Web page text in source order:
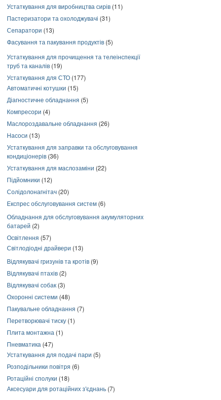
Устаткування для виробництва сирів (11)
Пастеризатори та охолоджувачі (31)
Сепаратори (13)
Фасування та пакування продуктів (5)
Устаткування для прочищення та телеінспекції
труб та каналів (19)
Устаткування для СТО (177)
Автоматичні котушки (15)
Діагностичне обладнання (5)
Компресори (4)
Маслороздавальне обладнання (26)
Насоси (13)
Устаткування для заправки та обслуговування
кондиціонерів (36)
Устаткування для маслозаміни (22)
Підйомники (12)
Солідолонагнітач (20)
Експрес обслуговування систем (6)
Обладнання для обслуговування акумуляторних
батарей (2)
Освітлення (57)
Світлодіодні драйвери (13)
Відлякувачі гризунів та кротів (9)
Відлякувачі птахів (2)
Відлякувачі собак (3)
Охоронні системи (48)
Пакувальне обладнання (7)
Перетворювачі тиску (1)
Плита монтажна (1)
Пневматика (47)
Устаткування для подачі пари (5)
Розподільники повітря (6)
Ротаційні сполуки (18)
Аксесуари для ротаційних з'єднань (7)